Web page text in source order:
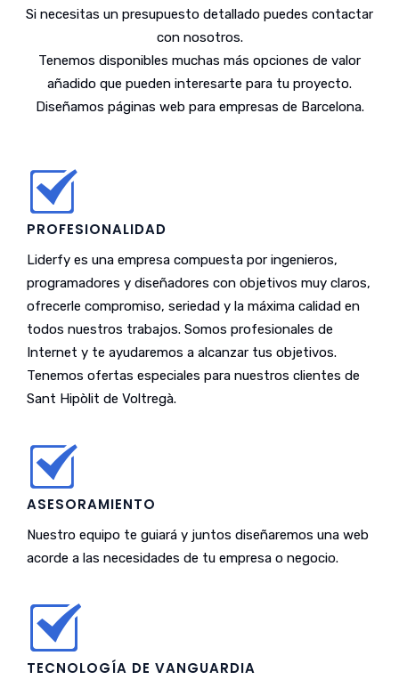
Si necesitas un presupuesto detallado puedes contactar
con nosotros.
Tenemos disponibles muchas más opciones de valor
añadido que pueden interesarte para tu proyecto.
Diseñamos páginas web para empresas de Barcelona.
PROFESIONALIDAD
Liderfy es una empresa compuesta por ingenieros,
programadores y diseñadores con objetivos muy claros,
ofrecerle compromiso, seriedad y la máxima calidad en
todos nuestros trabajos. Somos profesionales de
Internet y te ayudaremos a alcanzar tus objetivos.
Tenemos ofertas especiales para nuestros clientes de
Sant Hipòlit de Voltregà.
ASESORAMIENTO
Nuestro equipo te guiará y juntos diseñaremos una web
acorde a las necesidades de tu empresa o negocio.
TECNOLOGÍA DE VANGUARDIA